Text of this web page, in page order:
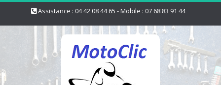
Assistance : 04 42 08 44 65 - Mobile : 07 68 83 91 44